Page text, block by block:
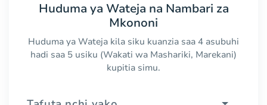
Huduma ya Wateja na Nambari za
Mkononi
Huduma ya Wateja kila siku kuanzia saa 4 asubuhi
hadi saa 5 usiku (Wakati wa Mashariki, Marekani)
kupitia simu.